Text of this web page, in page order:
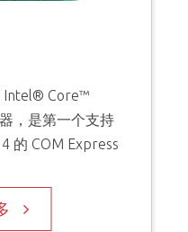
Intel® Core™
，是第一个支持
的 COM Express